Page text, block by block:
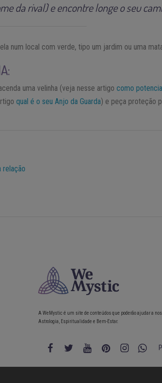
da rival) e encontre longe o seu
num local com verde, tipo um jardim ou uma
uma velinha (veja nesse artigocomo
qual é o seu Anjo da Guarda) e peça proteção
relação
A WeMystic é um site de conteúdos que poderão ajudar a
Astrologia, Espiritualidade e Bem-Estar.